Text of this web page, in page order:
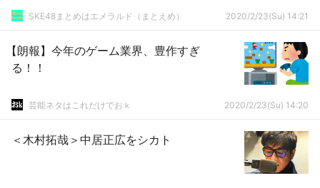
SKE48まとめはエメラルド（まとえめ） 2020/2/23(Su) 14:21
【朗報】今年のゲーム業界、豊作すぎ
る！！
芸能ネタはこれだけでおｋ 2020/2/23(Su) 14:20
＜木村拓哉＞中居正広をシカト